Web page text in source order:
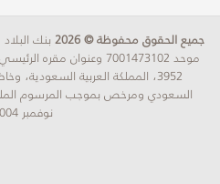
جميع الحقوق محفوظة © 2026
بنك
3952، المملكة العربية
نوفمبر 2004م )